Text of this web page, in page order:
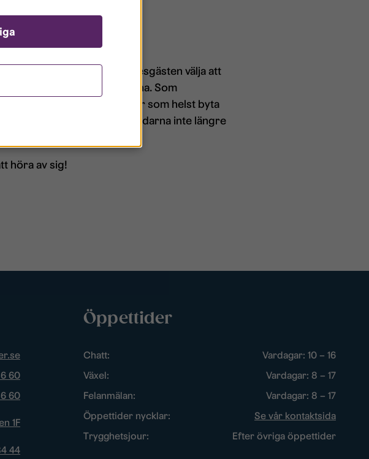
boendeappen kan hyresgästen välja att
får inloggningsuppgifterna. Som
Hyresgästen kan när som helst byta
då kommer gästanvändarna inte längre
höra av sig!
60
60
1F
44
Öppettider
Chatt:
Vardagar: 10 – 16
Växel:
Vardagar: 8 – 17
Felanmälan:
Vardagar: 8 – 17
Öppettider nycklar:
Se vår kontaktsida
Trygghetsjour:
Efter övriga öppettider